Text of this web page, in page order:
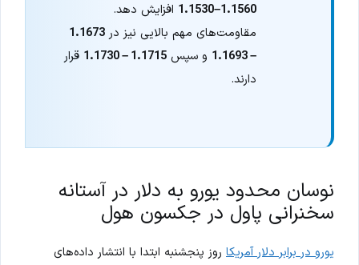
1.1560–1.1530
افزایش دهد.
مقاومت‌های مهم بالایی نیز در1.1673
– 1.1693
و سپس1.1715 – 1.1730
قرار
دارند.
نوسان محدود یورو به دلار در آستانه
سخنرانی پاول در جکسون هول
یورو در برابر دلار آمریکا روز پنجشنبه ابتدا با انتشار داده‌های